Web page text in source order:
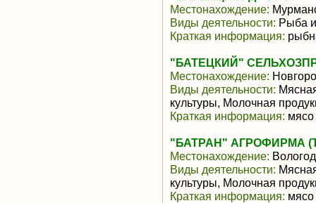
Местонахождение:
Виды деятельности: Рыба
Краткая информация:
"БАТЕЦКИЙ"
Местонахождение:
Виды деятельности:
культуры, Молочная
Краткая информация: мясо
"БАТРАН" АГРОФИРМА
Местонахождение:
Виды деятельности:
культуры, Молочная
Краткая информация: мясо